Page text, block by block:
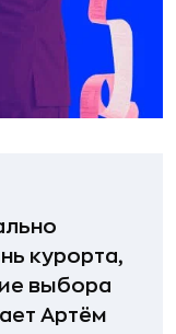
курорта,
выбора
Артём